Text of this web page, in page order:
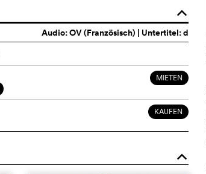
o
Audio:OV (Französisch) | Untertitel: d
MIETEN
KAUFEN
o